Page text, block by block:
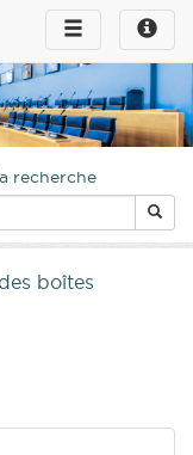
Toggle
infos
Toggle
navigation
recherche
boîtes